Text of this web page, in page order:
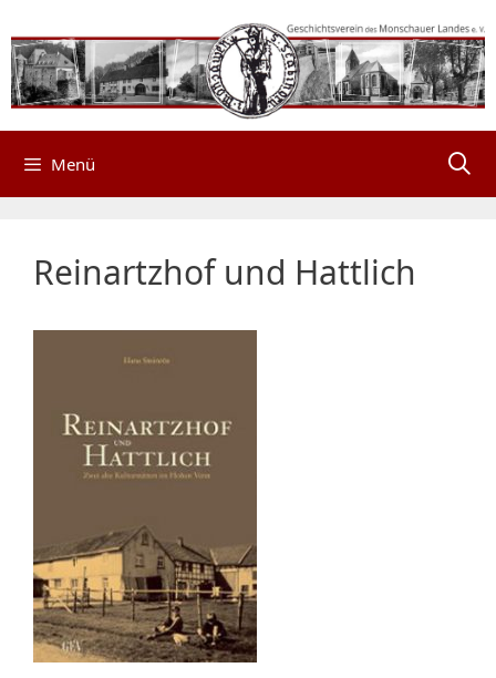
Inhalt
springen
Menü
Reinartzhof und Hattlich